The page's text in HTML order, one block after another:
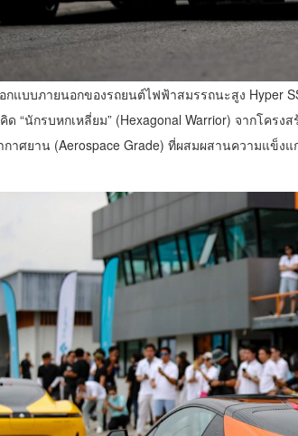
แบบภายนอกของรถยนต์ไฟฟ้าสมรรถนะสูง Hyper
ด “นักรบหกเหลี่ยม” (Hexagonal Warrior) จากโคร
าศยาน (Aerospace Grade) ที่ผสมผสานความแข็ง